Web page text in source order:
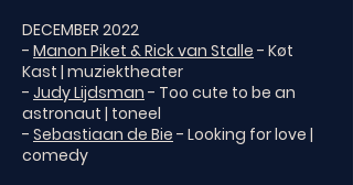
DECEMBER 2022
- Manon Piket & Rick van Stalle - Køt
Kast | muziektheater
- Judy Lijdsman - Too cute to be an
astronaut | toneel
- Sebastiaan de Bie - Looking for love |
comedy